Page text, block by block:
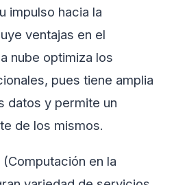
impulso hacia la
ventajas en el
nube optimiza los
pues tiene amplia
datos y permite un
de los mismos.
(Computación en la